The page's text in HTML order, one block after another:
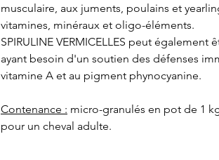
musculaire, aux juments, poulains et
vitamines, minéraux et oligo-éléments.
SPIRULINE VERMICELLES peut également
ayant besoin d'un soutien des défenses
vitamine A et au pigment phynocyanine.
Contenance : micro-granulés en pot de 1
pour un cheval adulte.